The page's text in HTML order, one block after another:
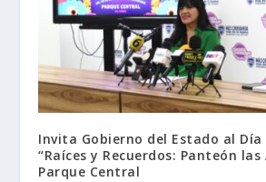
Invita Gobierno del Estado al
“Raíces y Recuerdos: Panteón las
Parque Central